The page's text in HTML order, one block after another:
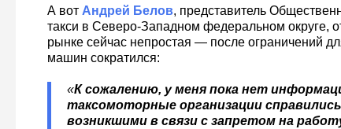
А вот Андрей Белов, представитель
такси в Северо-Западном федеральном округе,
рынке сейчас непростая — после ограничений
машин сократился:
«К сожалению, у меня пока нет
таксомоторные организации
возникшими в связи с запретом на